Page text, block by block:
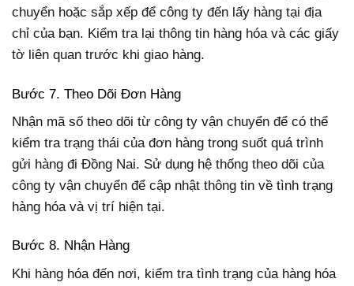
chuyển hoặc sắp xếp để công ty đến lấy hàng tại địa
chỉ của bạn. Kiểm tra lại thông tin hàng hóa và các giấy
tờ liên quan trước khi giao hàng.
Bước 7. Theo Dõi Đơn Hàng
Nhận mã số theo dõi từ công ty vận chuyển để có thể
kiểm tra trạng thái của đơn hàng trong suốt quá trình
gửi hàng đi Đồng Nai. Sử dụng hệ thống theo dõi của
công ty vận chuyển để cập nhật thông tin về tình trạng
hàng hóa và vị trí hiện tại.
Bước 8. Nhận Hàng
Khi hàng hóa đến nơi, kiểm tra tình trạng của hàng hóa